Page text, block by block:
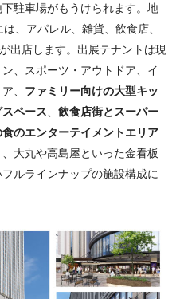
駐車場がもうけられます。地
、アパレル、雑貨、飲食店、
出店します。出展テナントは現
、スポーツ・アウトドア、イ
、 ファミリー向けの大型キッ
ペース
飲食店街とスーパー
のエンターテイメントエリア
大丸や高島屋といった金看板
ルラインナップの施設構成に